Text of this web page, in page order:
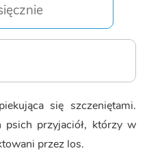
się szczeniętami.
psich przyjaciół, którzy w
przez los.